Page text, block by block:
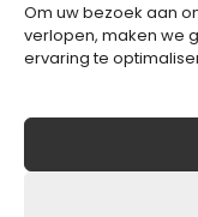
Om uw bezoek aan
verlopen, maken we
ervaring te
Blijft op de hoogte van